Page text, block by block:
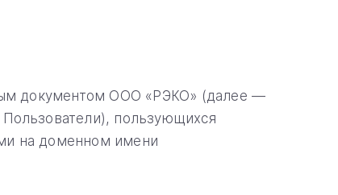
документом ООО «РЭКО» (далее —
пользующихся
на доменном имени